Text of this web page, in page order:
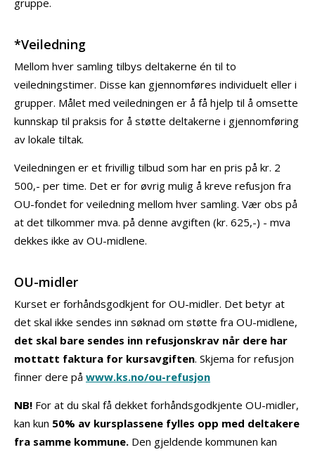
gruppe.
*Veiledning
Mellom hver samling tilbys deltakerne én til to
veiledningstimer. Disse kan gjennomføres individuelt eller i
grupper. Målet med veiledningen er å få hjelp til å omsette
kunnskap til praksis for å støtte deltakerne i gjennomføring
av lokale tiltak.
Veiledningen er et frivillig tilbud som har en pris på kr. 2
500,- per time. Det er for øvrig mulig å kreve refusjon fra
OU-fondet for veiledning mellom hver samling. Vær obs på
at det tilkommer mva. på denne avgiften (kr. 625,-) - mva
dekkes ikke av OU-midlene.
OU-midler
Kurset er forhåndsgodkjent for OU-midler. Det betyr at
det skal ikke sendes inn søknad om støtte fra OU-midlene,
det skal bare sendes inn refusjonskrav når dere har
mottatt faktura for kursavgiften. Skjema for refusjon
finner dere på www.ks.no/ou-refusjon
NB! For at du skal få dekket forhåndsgodkjente OU-midler,
kan kun 50% av kursplassene fylles opp med deltakere
fra samme kommune. Den gjeldende kommunen kan